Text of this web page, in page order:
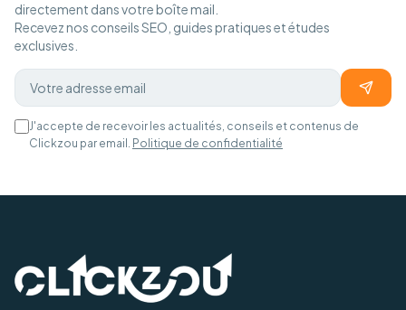
directement dans votre boîte mail.
Recevez nos conseils SEO, guides pratiques et études
exclusives.
J'accepte de recevoir les actualités, conseils et contenus de
Clickzou par email. Politique de confidentialité